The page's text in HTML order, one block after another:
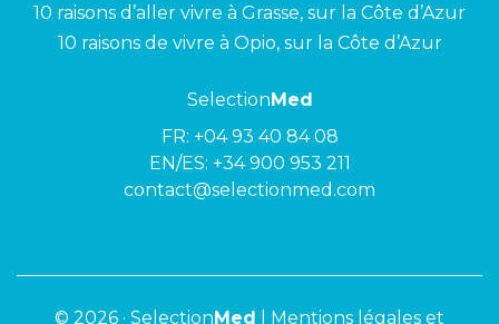
10 raisons d’aller vivre à Grasse, sur la Côte d’Azur
10 raisons de vivre à Opio, sur la Côte d’Azur
SelectionMed
FR: +04 93 40 84 08
EN/ES: +34 900 953 211
contact@selectionmed.com
© 2026 · SelectionMed Mentions légales et